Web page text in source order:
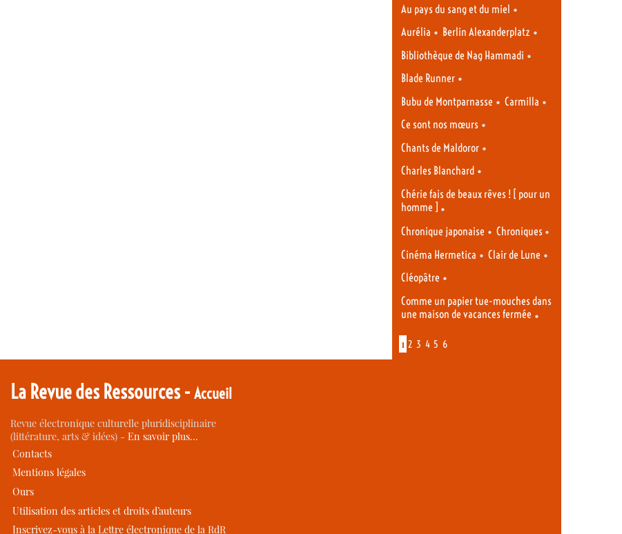
Au pays du sang et du miel •
Aurélia • Berlin Alexanderplatz •
Bibliothèque de Nag Hammadi •
Blade Runner •
Bubu de Montparnasse • Carmilla •
Ce sont nos mœurs •
Chants de Maldoror •
Charles Blanchard •
Chérie fais de beaux rêves ! [ pour un
homme ] •
Chronique japonaise • Chroniques •
Cinéma Hermetica • Clair de Lune •
Cléopâtre •
Comme un papier tue-mouches dans
une maison de vacances fermée •
1 2 3 4 5 6
La Revue des Ressources -Accueil
Revue électronique culturelle pluridisciplinaire
(littérature, arts & idées) -En savoir plus…
Contacts
Mentions légales
Ours
Utilisation des articles et droits d’auteurs
Inscrivez-vous à la Lettre électronique de la RdR